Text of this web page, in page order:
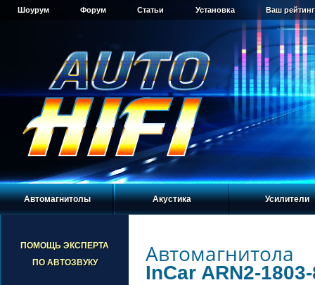
Шоурум Форум Статьи Установка Ваш
Автомагнитолы Акустика Усилители
ПОМОЩЬ ЭКСПЕРТА
ПО АВТОЗВУКУ
Автомагнитола
InCar ARN2-